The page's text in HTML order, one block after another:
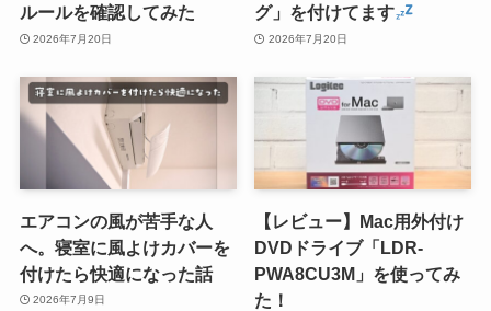
ルールを確認してみた
2026年7月20日
グ」を付けてます
2026年7月20日
エアコンの風が苦手な人
へ。寝室に風よけカバーを
付けたら快適になった話
2026年7月9日
【レビュー】Mac用外付け
DVDドライブ「LDR-
PWA8CU3M」を使ってみ
た！